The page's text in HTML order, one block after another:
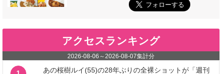
アクセスランキング
2026-08-06 ～2026-08-07集計分
あの桜樹ルイ(55)の28年ぶりの全裸ショットが「週刊